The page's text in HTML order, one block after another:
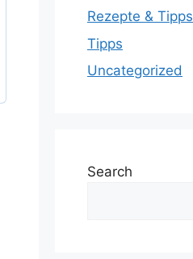
Rezepte & Tipps
Tipps
Uncategorized
Search